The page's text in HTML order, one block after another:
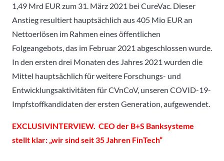
1,49 Mrd EUR zum 31. März 2021 bei CureVac. Dieser
Anstieg resultiert hauptsächlich aus 405 Mio EUR an
Nettoerlösen im Rahmen eines öffentlichen
Folgeangebots, das im Februar 2021 abgeschlossen wurde.
In den ersten drei Monaten des Jahres 2021 wurden die
Mittel hauptsächlich für weitere Forschungs- und
Entwicklungsaktivitäten für CVnCoV, unseren COVID-19-
Impfstoffkandidaten der ersten Generation, aufgewendet.
EXCLUSIVINTERVIEW. CEO der B+S Banksysteme
stellt klar: „wir sind seit 35 Jahren FinTech“